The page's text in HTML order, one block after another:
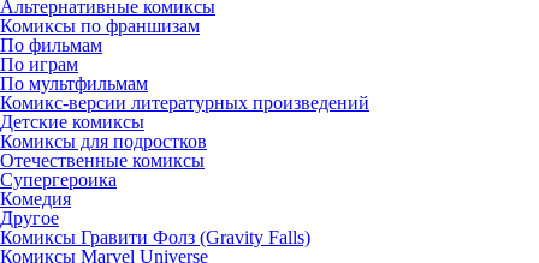
Альтернативные комиксы
Комиксы по франшизам
По фильмам
По играм
По мультфильмам
Комикс-версии литературных произведений
Детские комиксы
Комиксы для подростков
Отечественные комиксы
Супергероика
Комедия
Другое
Комиксы Гравити Фолз (Gravity Falls)
Комиксы Marvel Universe